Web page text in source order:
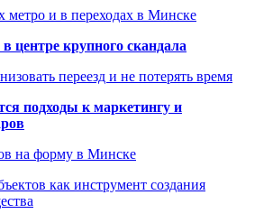
метро и в переходах в Минске
центре крупного скандала
переезд и не потерять время
подходы к маркетингу и
на форму в Минске
как инструмент создания